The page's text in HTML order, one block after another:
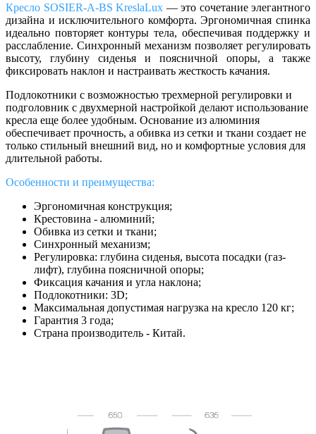
Кресло SOSIER-A-BS KreslaLux — это сочетание элегантного
дизайна и исключительного комфорта. Эргономичная спинка
идеально повторяет контуры тела, обеспечивая поддержку и
расслабление. Синхронный механизм позволяет регулировать
высоту, глубину сиденья и поясничной опоры, а также
фиксировать наклон и настраивать жесткость качания.
Подлокотники с возможностью трехмерной регулировки и
подголовник с двухмерной настройкой делают использование
кресла еще более удобным. Основание из алюминия
обеспечивает прочность, а обивка из сетки и ткани создает не
только стильный внешний вид, но и комфортные условия для
длительной работы.
Особенности и преимущества:
Эргономичная конструкция;
Крестовина - алюминий;
Обивка из сетки и ткани;
Синхронный механизм;
Регулировка: глубина сиденья, высота посадки (газ-
лифт), глубина поясничной опоры;
Фиксация качания и угла наклона;
Подлокотники: 3D;
Максимальная допустимая нагрузка на кресло 120 кг;
Гарантия 3 года;
Страна производитель - Китай.